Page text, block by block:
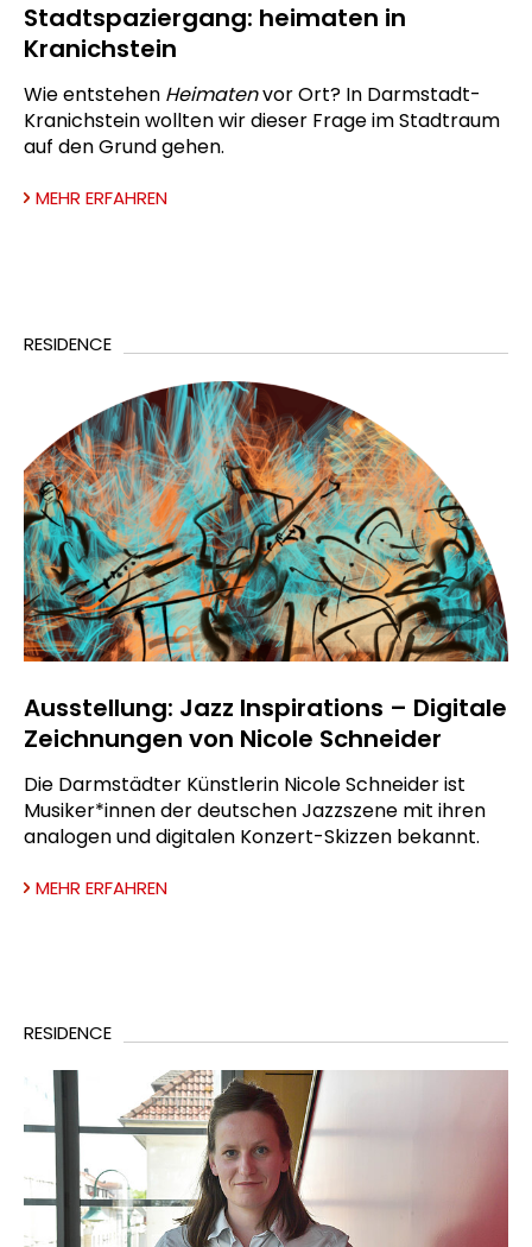
Stadtspaziergang: heimaten in
Kranichstein
Wie entstehen Heimatenvor Ort? In Darmstadt-
Kranichstein wollten wir dieser Frage im Stadtraum
auf den Grund gehen.
MEHR ERFAHREN
RESIDENCE
Ausstellung: Jazz Inspirations – Digitale
Zeichnungen von Nicole Schneider
Die Darmstädter Künstlerin Nicole Schneider ist
Musiker*innen der deutschen Jazzszene mit ihren
analogen und digitalen Konzert-Skizzen bekannt.
MEHR ERFAHREN
RESIDENCE